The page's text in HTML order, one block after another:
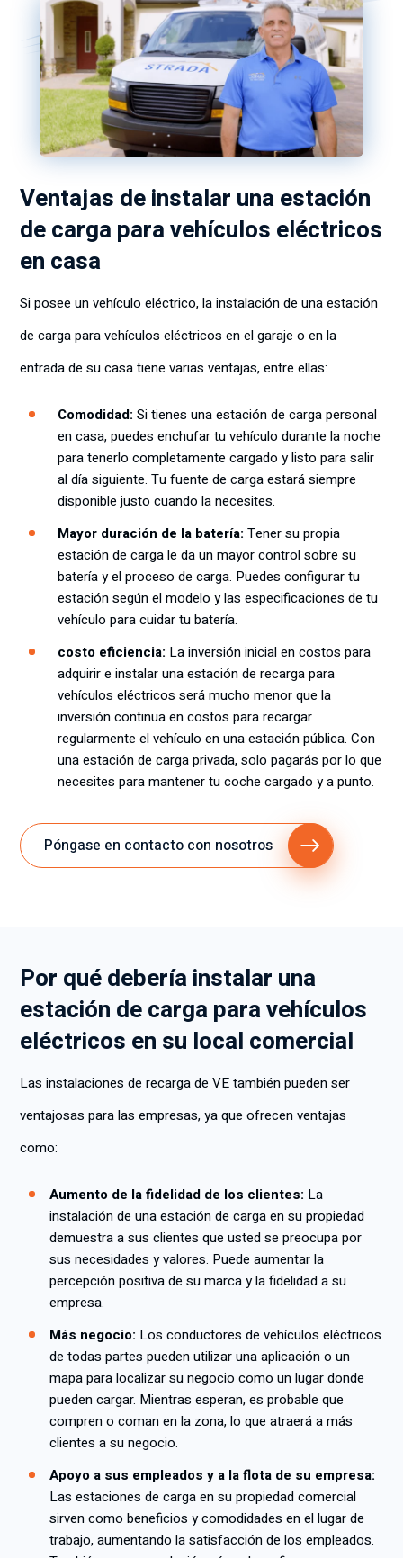
Ventajas de instalar una estación
de carga para vehículos eléctricos
en casa
Si posee un vehículo eléctrico, la instalación de una estación
de carga para vehículos eléctricos en el garaje o en la
entrada de su casa tiene varias ventajas, entre ellas:
Comodidad: Si tienes una estación de carga personal
en casa, puedes enchufar tu vehículo durante la noche
para tenerlo completamente cargado y listo para salir
al día siguiente. Tu fuente de carga estará siempre
disponible justo cuando la necesites.
Mayor duración de la batería: Tener su propia
estación de carga le da un mayor control sobre su
batería y el proceso de carga. Puedes configurar tu
estación según el modelo y las especificaciones de tu
vehículo para cuidar tu batería.
costo eficiencia: La inversión inicial en costos para
adquirir e instalar una estación de recarga para
vehículos eléctricos será mucho menor que la
inversión continua en costos para recargar
regularmente el vehículo en una estación pública. Con
una estación de carga privada, solo pagarás por lo que
necesites para mantener tu coche cargado y a punto.
Póngase en contacto con nosotros
Por qué debería instalar una
estación de carga para vehículos
eléctricos en su local comercial
Las instalaciones de recarga de VE también pueden ser
ventajosas para las empresas, ya que ofrecen ventajas
como:
Aumento de la fidelidad de los clientes: La
instalación de una estación de carga en su propiedad
demuestra a sus clientes que usted se preocupa por
sus necesidades y valores. Puede aumentar la
percepción positiva de su marca y la fidelidad a su
empresa.
Más negocio: Los conductores de vehículos eléctricos
de todas partes pueden utilizar una aplicación o un
mapa para localizar su negocio como un lugar donde
pueden cargar. Mientras esperan, es probable que
compren o coman en la zona, lo que atraerá a más
clientes a su negocio.
Apoyo a sus empleados y a la flota de su empresa:
Las estaciones de carga en su propiedad comercial
sirven como beneficios y comodidades en el lugar de
trabajo, aumentando la satisfacción de los empleados.